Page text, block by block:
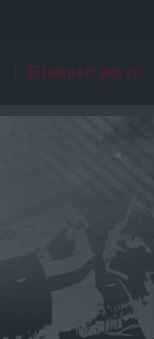
Elfelejtett jelszó